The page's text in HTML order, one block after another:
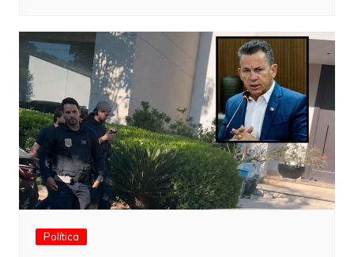
Política